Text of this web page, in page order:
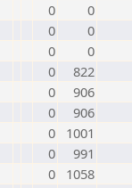
0
0
0
0
0
0
0
822
0
906
0
906
0
1001
0
991
0
1058